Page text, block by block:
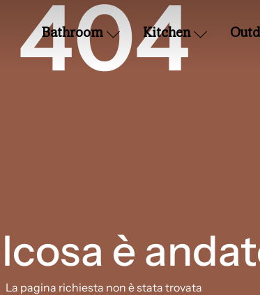
Bathroom Kitchen
404
è
La pagina richiesta non è stata trovata